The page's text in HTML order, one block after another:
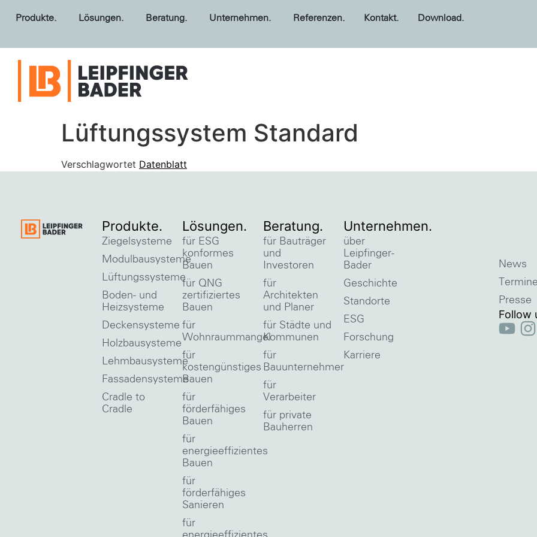
Produkte. Lösungen. Beratung. Unternehmen. Referenzen. Kontakt. Download.
Lüftungssystem Standard
Verschlagwortet Datenblatt
Produkte.
Ziegelsysteme
Modulbausysteme
Lüftungssysteme
Boden- und
Heizsysteme
Deckensysteme
Holzbausysteme
Lehmbausysteme
Fassadensysteme
Cradle to
Cradle
Lösungen.
für ESG
konformes
Bauen
für QNG
zertifiziertes
Bauen
für
Wohnraummangel
für
kostengünstiges
Bauen
für
förderfähiges
Bauen
für
energieeffizientes
Bauen
für
förderfähiges
Sanieren
für
Beratung.
für Bauträger
und
Investoren
für
Architekten
und Planer
für Städte und
Kommunen
für
Bauunternehmer
für
Verarbeiter
für private
Bauherren
Unternehmen.
über
Leipfinger-
Bader
Geschichte
Standorte
ESG
Forschung
Karriere
News
Termine
Presse
Follow